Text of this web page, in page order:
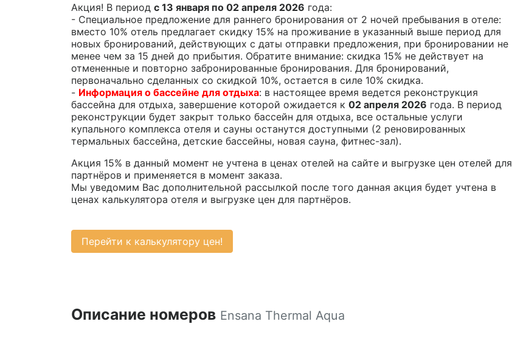
Акция! В период с 13 января по 02 апреля 2026 года:
- Специальное предложение для раннего бронирования от 2 ночей пребывания в отеле:
вместо 10% отель предлагает скидку 15% на проживание в указанный выше период для
новых бронирований, действующих с даты отправки предложения, при бронировании не
менее чем за 15 дней до прибытия. Обратите внимание: скидка 15% не действует на
отмененные и повторно забронированные бронирования. Для бронирований,
первоначально сделанных со скидкой 10%, остается в силе 10% скидка.
- Информация о бассейне для отдыха: в настоящее время ведется реконструкция
бассейна для отдыха, завершение которой ожидается к 02 апреля 2026 года. В период
реконструкции будет закрыт только бассейн для отдыха, все остальные услуги
купального комплекса отеля и сауны останутся доступными (2 реновированных
термальных бассейна, детские бассейны, новая сауна, фитнес-зал).
Акция 15% в данный момент не учтена в ценах отелей на сайте и выгрузке цен отелей для
партнёров и применяется в момент заказа.
Мы уведомим Вас дополнительной рассылкой после того данная акция будет учтена в
ценах калькулятора отеля и выгрузке цен для партнёров.
Перейти к калькулятору цен!
Описание номеров Ensana Thermal Aqua